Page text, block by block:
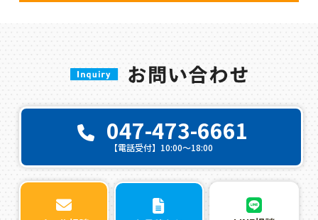
047-473-6661
【電話受付】10:00〜18:00